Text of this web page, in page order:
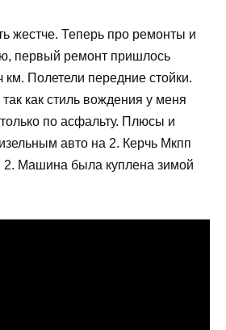
жестче. Теперь про ремонты и
первый ремонт пришлось
км. Полетели передние стойки.
как стиль вождения у меня
по асфальту. Плюсы и
авто на 2. Керчь Мкпп
2. Машина была куплена зимой